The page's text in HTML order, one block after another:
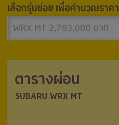
เลือกรุ่นย่อย เพื่อคำนวณราคา
WRX MT 2,783,000 บาท
ตารางผ่อน
SUBARU WRX MT
ตารางผ่อน
SUBARU WRX MT